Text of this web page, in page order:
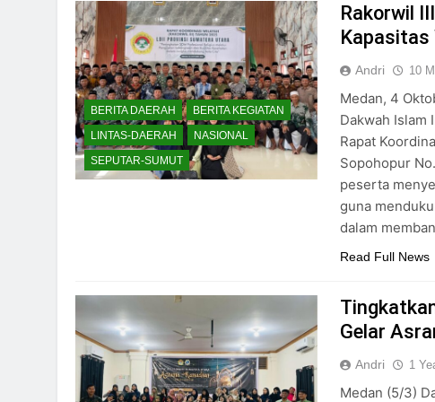
BERITA DAERAH
BERITA KEGIATAN
LINTAS-DAERAH
NASIONAL
SEPUTAR-SUMUT
Rakorwil
Kapasitas
Andri 10
Medan, 4
Dakwah Islam
Rapat
Sopohopur
peserta
guna
dalam
Read Full News
Gelar
Andri 1
Medan (5/3)